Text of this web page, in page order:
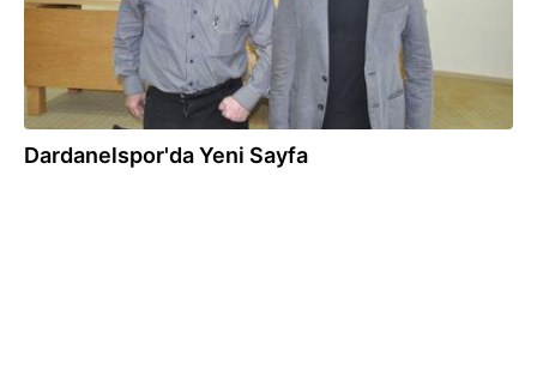
Dardanelspor'da Yeni Sayfa